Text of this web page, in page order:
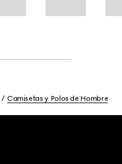
Camisetas y Polos de Hombre